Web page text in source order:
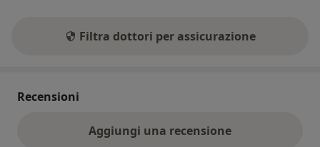
Filtra dottori per assicurazione
Recensioni
Aggiungi una recensione